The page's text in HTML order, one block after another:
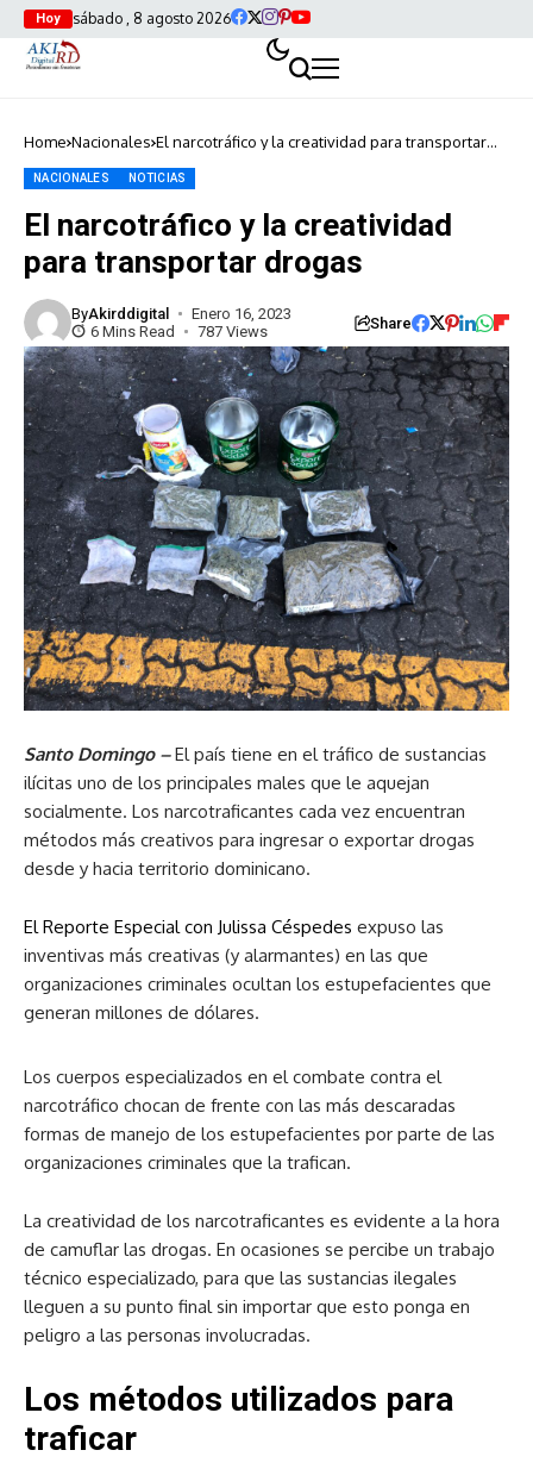
Hoy sábado , 8 agosto 2026
Home Nacionales El narcotráfico y la creatividad para transportar
NACIONALES NOTICIAS
El narcotráfico y la creatividad
para transportar drogas
ByAkirddigital
Enero 16, 2023
6 Mins Read
787 Views Share
Santo Domingo –El país tiene en el tráfico de sustancias
ilícitas uno de los principales males que le aquejan
socialmente. Los narcotraficantes cada vez encuentran
métodos más creativos para ingresar o exportar drogas
desde y hacia territorio dominicano.
El Reporte Especial con Julissa Céspedes expuso las
inventivas más creativas (y alarmantes) en las que
organizaciones criminales ocultan los estupefacientes que
generan millones de dólares.
Los cuerpos especializados en el combate contra el
narcotráfico chocan de frente con las más descaradas
formas de manejo de los estupefacientes por parte de las
organizaciones criminales que la trafican.
La creatividad de los narcotraficantes es evidente a la hora
de camuflar las drogas. En ocasiones se percibe un trabajo
técnico especializado, para que las sustancias ilegales
lleguen a su punto final sin importar que esto ponga en
peligro a las personas involucradas.
Los métodos utilizados para
traficar